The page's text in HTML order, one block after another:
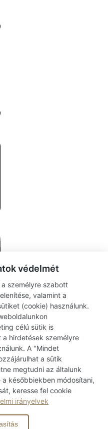
védelmét
személyre szabott
valamint a
(cookie) használunk.
célú sütik is
hirdetések személyre
A "Mindet
a sütik
megtudni az általunk
későbbiekben módosítani,
keresse fel cookie
irányelvek